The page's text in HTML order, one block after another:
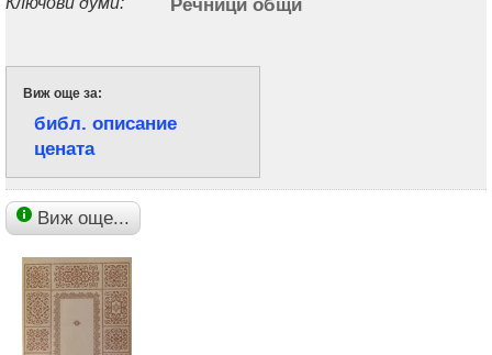
Виж още за:
библ. описание
цената
Виж още...